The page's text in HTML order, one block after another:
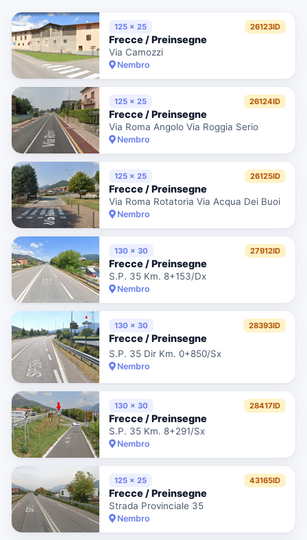
125 x 25 26123ID
Frecce / Preinsegne
Via Camozzi
Nembro
125 x 25 26124ID
Frecce / Preinsegne
Via Roma Angolo Via Roggia Serio
Nembro
125 x 25 26125ID
Frecce / Preinsegne
Via Roma Rotatoria Via Acqua Dei Buoi
Nembro
130 x 30 27912ID
Frecce / Preinsegne
S.P. 35 Km. 8+153/Dx
Nembro
130 x 30 28393ID
Frecce / Preinsegne
S.P. 35 Dir Km. 0+850/Sx
Nembro
130 x 30 28417ID
Frecce / Preinsegne
S.P. 35 Km. 8+291/Sx
Nembro
125 x 25 43165ID
Frecce / Preinsegne
Strada Provinciale 35
Nembro